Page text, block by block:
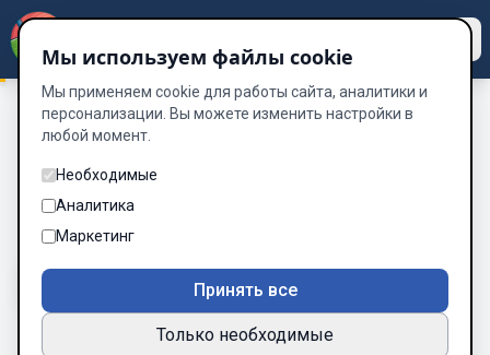
Історія Двох Солдат
Глава 49. Майбутні бійці
Глава 49 из 60
Шрифт
Мы используем файлы cookie
Мы применяем cookie для работы сайта, аналитики и
персонализации. Вы можете изменить настройки в
любой момент.
Необходимые
Аналитика
Маркетинг
Принять все
Только необходимые